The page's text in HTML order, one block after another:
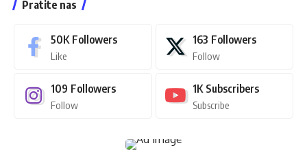
Pratite nas
50K Followers
Like
163 Followers
Follow
109 Followers
Follow
1K Subscribers
Subscribe